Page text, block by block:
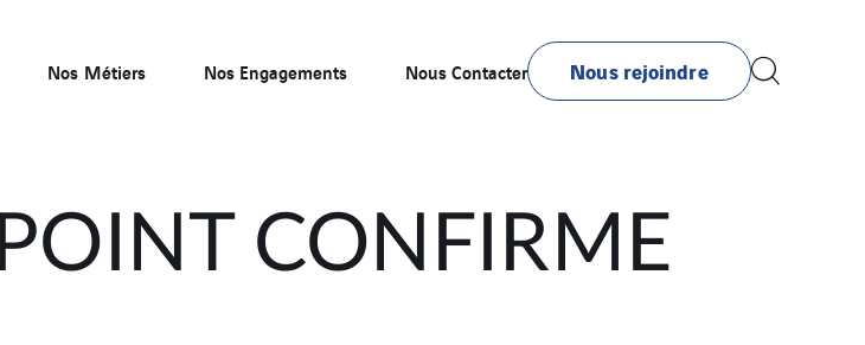
Nos Métiers Nos Engagements Nous Contacter Nous rejoindre
CONFIRME